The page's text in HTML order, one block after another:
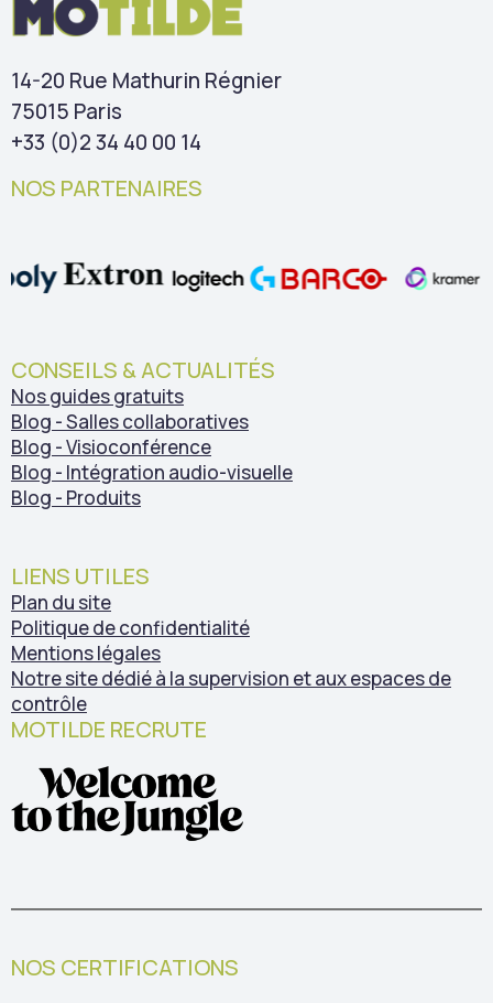
14-20 Rue Mathurin Régnier
75015 Paris
+33 (0)2 34 40 00 14
NOS PARTENAIRES
CONSEILS & ACTUALITÉS
Nos guides gratuits
Blog - Salles collaboratives
Blog - Visioconférence
Blog - Intégration audio-visuelle
Blog - Produits
LIENS UTILES
Plan du site
Politique de confidentialité
Mentions légales
Notre site dédié à la supervision et aux espaces de
contrôle
MOTILDE RECRUTE
NOS CERTIFICATIONS